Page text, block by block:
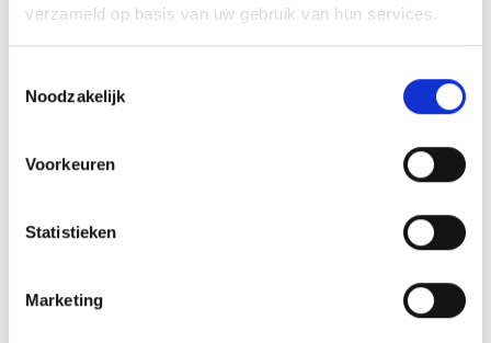
verzameld op basis van uw gebruik van hun services.
Noodzakelijk
Voorkeuren
Statistieken
Marketing
INSPIRATIE
RECEPTEN EN TIPS